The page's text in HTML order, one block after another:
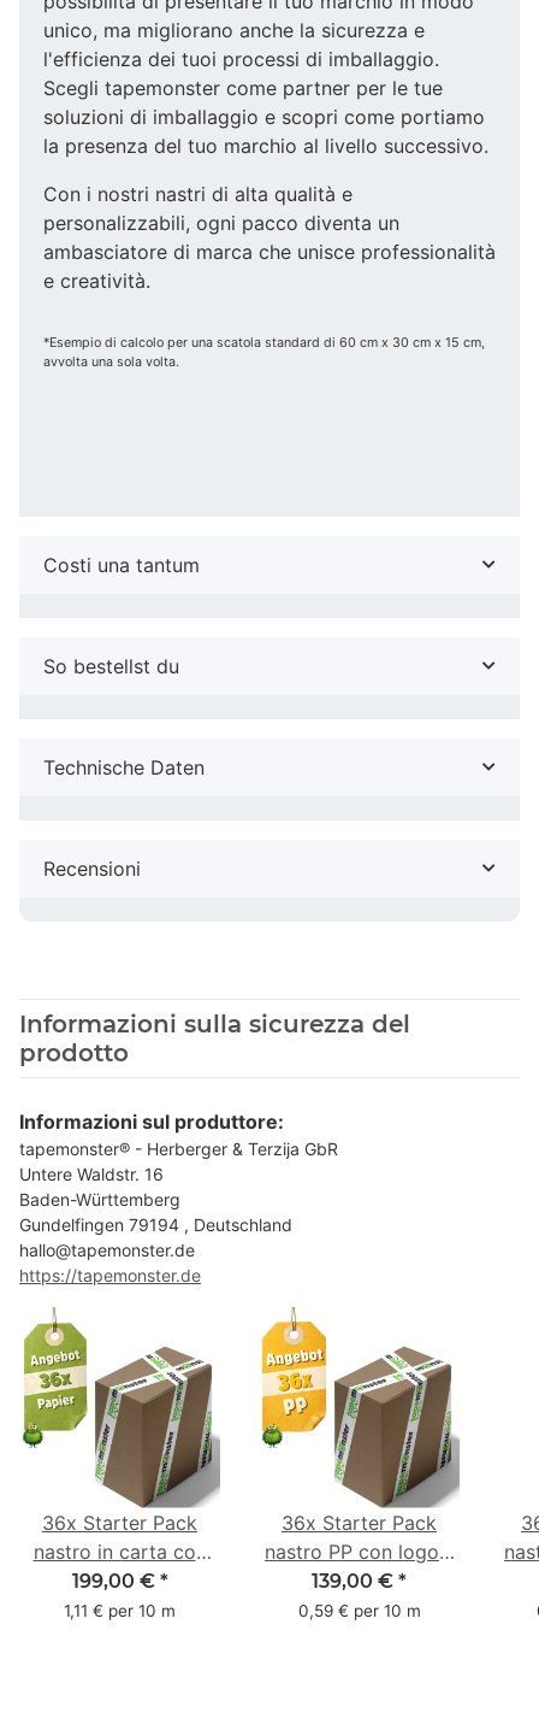
unico, ma migliorano anche la sicurezza e
l'efficienza dei tuoi processi di imballaggio.
Scegli tapemonster come partner per le tue
soluzioni di imballaggio e scopri come portiamo
la presenza del tuo marchio al livello successivo.
Con i nostri nastri di alta qualità e
personalizzabili, ogni pacco diventa un
ambasciatore di marca che unisce professionalità
e creatività.
*Esempio di calcolo per una scatola standard di 60 cm x 30 cm x 15 cm,
avvolta una sola volta.
Costi una tantum
So bestellst du
Technische Daten
Recensioni
Informazioni sulla sicurezza del
prodotto
Informazioni sul produttore:
tapemonster® - Herberger & Terzija GbR
Untere Waldstr. 16
Baden-Württemberg
Gundelfingen 79194 , Deutschland
hallo@tapemonster.de
https://tapemonster.de
36x Starter Pack
nastro in carta con
logo - 1 colore - 50
mm x 50 m - caucciù
199,00 € *
1,11 € per 10 m
36x Starter Pack
nastro PP con logo -
1 colore - 48 mm x
66 m
139,00 € *
0,59 € per 10 m